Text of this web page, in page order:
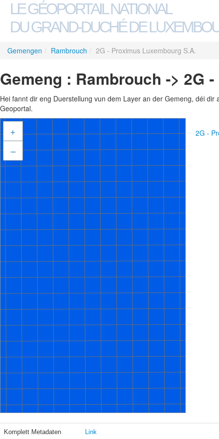
LE GÉOPORTAIL NATIONAL
DU GRAND-DUCHÉ DE
Gemengen / Rambrouch / 2G - Proximus Luxembourg S.A.
Gemeng : Rambrouch -> 2G
Hei fannt dir eng Duerstellung vun dem Layer an der Gemeng, déi
Geoportal.
+
–
2G -
Komplett Metadaten Link